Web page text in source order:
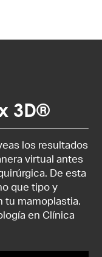
3D®
los resultados
virtual antes
De esta
que tipo y
tu mamoplastia.
en Clínica